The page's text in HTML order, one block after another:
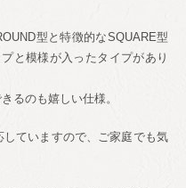
型と特徴的なSQUARE型
と模様が入ったタイプがあり
るのも嬉しい仕様。
ていますので、ご家庭でも気